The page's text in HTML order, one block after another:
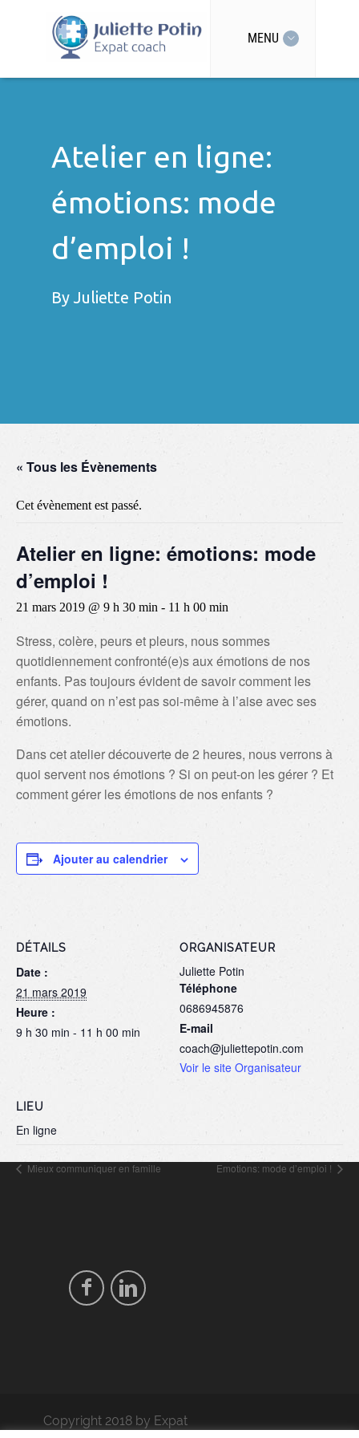
MENU
Atelier en ligne:
émotions: mode
d’emploi !
By Juliette Potin
« Tous les Évènements
Cet évènement est passé.
Atelier en ligne: émotions: mode
d’emploi !
21 mars 2019 @ 9 h 30 min - 11 h 00 min
Stress, colère, peurs et pleurs, nous sommes
quotidiennement confronté(e)s aux émotions de nos
enfants. Pas toujours évident de savoir comment les
gérer, quand on n’est pas soi-même à l’aise avec ses
émotions.
Dans cet atelier découverte de 2 heures, nous verrons à
quoi servent nos émotions ? Si on peut-on les gérer ? Et
comment gérer les émotions de nos enfants ?
Ajouter au calendrier
DÉTAILS
Date :
21 mars 2019
Heure :
9 h 30 min - 11 h 00 min
LIEU
En ligne
ORGANISATEUR
Juliette Potin
Téléphone
0686945876
E-mail
coach@juliettepotin.com
Voir le site Organisateur
Mieux communiquer en famille Emotions: mode d’emploi !
Copyright 2018 by Expat